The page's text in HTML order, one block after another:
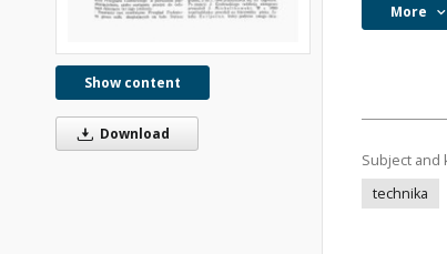
Show content
Download
More
Subject and
technika